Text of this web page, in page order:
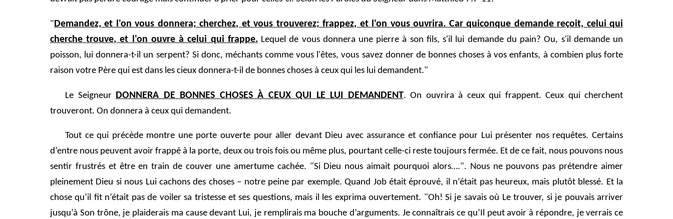
"Demandez, et l'on vous donnera; cherchez, et vous trouverez; frappez, et l'on vous ouvrira. Car quiconque demande reçoit, celui qui
cherche trouve, et l'on ouvre à celui qui frappe.Lequel de vous donnera une pierre à son fils, s'il lui demande du pain? Ou, s'il demande un
poisson, lui donnera-t-il un serpent? Si donc, méchants comme vous l'êtes, vous savez donner de bonnes choses à vos enfants, à combien plus forte
raison votre Père qui est dans les cieux donnera-t-il de bonnes choses à ceux qui les lui demandent."
Le Seigneur DONNERA DE BONNES CHOSES À CEUX QUI LE LUI DEMANDENT. On ouvrira à ceux qui frappent. Ceux qui cherchent
trouveront. On donnera à ceux qui demandent.
Tout ce qui précède montre une porte ouverte pour aller devant Dieu avec assurance et confiance pour Lui présenter nos requêtes. Certains
d’entre nous peuvent avoir frappé à la porte, deux ou trois fois ou même plus, pourtant celle-ci reste toujours fermée. Et de ce fait, nous pouvons nous
sentir frustrés et être en train de couver une amertume cachée. "Si Dieu nous aimait pourquoi alors….". Nous ne pouvons pas prétendre aimer
pleinement Dieu si nous Lui cachons des choses – notre peine par exemple. Quand Job était éprouvé, il n’était pas heureux, mais plutôt blessé. Et la
chose qu’il fit n’était pas de voiler sa tristesse et ses questions, mais il les exprima ouvertement. "Oh! Si je savais où Le trouver, si je pouvais arriver
jusqu’à Son trône, je plaiderais ma cause devant Lui, je remplirais ma bouche d’arguments. Je connaîtrais ce qu’Il peut avoir à répondre, je verrais ce